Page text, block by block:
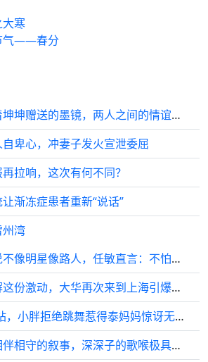
寒
气——春分
在泰国机场佩戴着坤坤赠送的墨镜，两人之间的情谊真是令人羡慕！
卑心，冲妻子发火宣泄委屈
拉响，这次有何不同？
渐冻症患者重新“说话”
州湾
被代拍贴脸开大说不像明星像路人，任敏直言：不怕我的粉丝揍你吗？
家人们，谁能理解这份激动，大华再次来到上海引爆全场，还有生哥的加入…
时代之旅伦敦N6站，小胖拒绝跳舞惹得泰妈妈惊讶无比?
以歌声编织一段相伴相守的叙事，深深子的歌喉极具视觉感染力…